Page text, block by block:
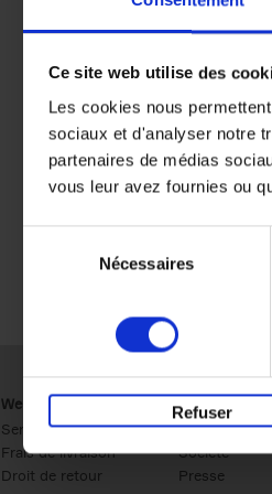
Ce site web utilise des
Les cookies nous
sociaux et d'analyser notre
partenaires de médias
vous leur avez fournies ou
Nécessaires
Refuser
Webshop
Service clients
Frais de livraison
Droit de retour
Business
Ventes
Société
Presse